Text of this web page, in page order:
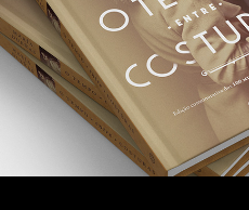
2017